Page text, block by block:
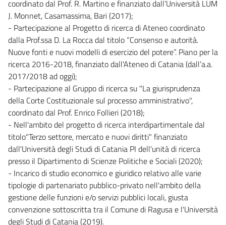
coordinato dal Prof. R. Martino e finanziato dall’Università LUM
J. Monnet, Casamassima, Bari (2017);
- Partecipazione al Progetto di ricerca di Ateneo coordinato
dalla Prof.ssa D. La Rocca dal titolo “Consenso e autorità.
Nuove fonti e nuovi modelli di esercizio del potere”. Piano per la
ricerca 2016-2018, finanziato dall'Ateneo di Catania (dall’a.a.
2017/2018 ad oggi);
- Partecipazione al Gruppo di ricerca su "La giurisprudenza
della Corte Costituzionale sul processo amministrativo",
coordinato dal Prof. Enrico Follieri (2018);
- Nell'ambito del progetto di ricerca interdipartimentale dal
titolo"Terzo settore, mercato e nuovi diritti" finanziato
dall'Università degli Studi di Catania PI dell'unità di ricerca
presso il Dipartimento di Scienze Politiche e Sociali (2020);
- Incarico di studio economico e giuridico relativo alle varie
tipologie di partenariato pubblico-privato nell'ambito della
gestione delle funzioni e/o servizi pubblici locali, giusta
convenzione sottoscritta tra il Comune di Ragusa e l'Università
degli Studi di Catania (2019).